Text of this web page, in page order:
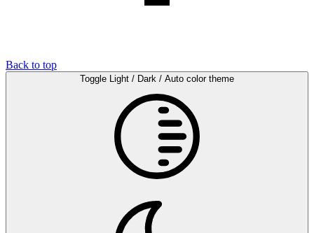
Back to top
Toggle Light / Dark / Auto color theme